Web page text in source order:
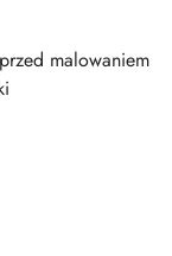
malowaniem